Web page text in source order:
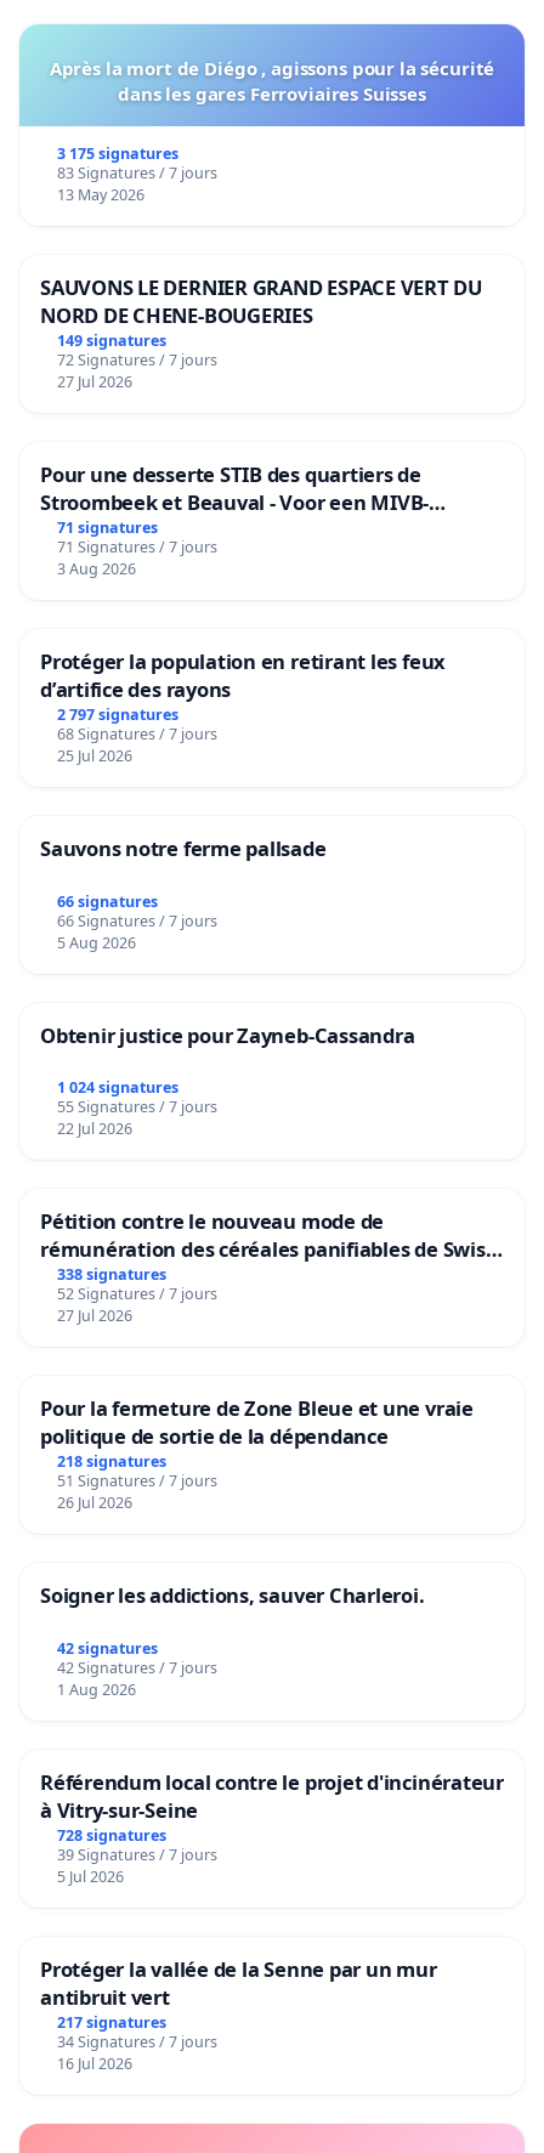
Après la mort de Diégo , agissons pour la sécurité
dans les gares Ferroviaires Suisses
3 175 signatures
83 Signatures / 7 jours
13 May 2026
SAUVONS LE DERNIER GRAND ESPACE VERT DU
NORD DE CHENE-BOUGERIES
149 signatures
72 Signatures / 7 jours
27 Jul 2026
Pour une desserte STIB des quartiers de
Stroombeek et Beauval - Voor een MIVB-
bediening van de wijken Strombeek en Het
Voor
71 signatures
71 Signatures / 7 jours
3 Aug 2026
Protéger la population en retirant les feux
d’artifice des rayons
2 797 signatures
68 Signatures / 7 jours
25 Jul 2026
Sauvons notre ferme pallsade
66 signatures
66 Signatures / 7 jours
5 Aug 2026
Obtenir justice pour Zayneb-Cassandra
1 024 signatures
55 Signatures / 7 jours
22 Jul 2026
Pétition contre le nouveau mode de
rémunération des céréales panifiables de Swiss
granum basé sur la teneur en protéines
338 signatures
52 Signatures / 7 jours
27 Jul 2026
Pour la fermeture de Zone Bleue et une vraie
politique de sortie de la dépendance
218 signatures
51 Signatures / 7 jours
26 Jul 2026
Soigner les addictions, sauver Charleroi.
42 signatures
42 Signatures / 7 jours
1 Aug 2026
Référendum local contre le projet d'incinérateur
à Vitry-sur-Seine
728 signatures
39 Signatures / 7 jours
5 Jul 2026
Protéger la vallée de la Senne par un mur
antibruit vert
217 signatures
34 Signatures / 7 jours
16 Jul 2026